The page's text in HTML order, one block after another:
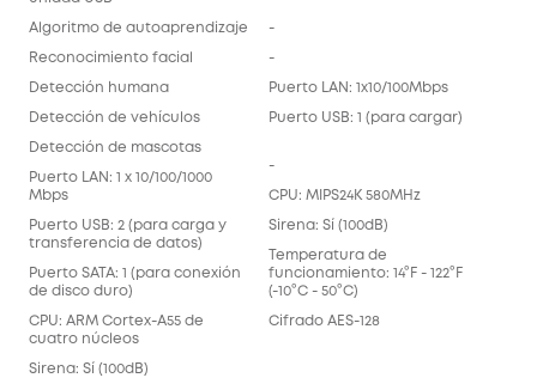
Algoritmo de autoaprendizaje
Reconocimiento facial
Detección humana
Detección de vehículos
Detección de mascotas
Puerto LAN: 1 x 10/100/1000
Mbps
Puerto USB: 2 (para carga y
transferencia de datos)
Puerto SATA: 1 (para conexión
de disco duro)
CPU: ARM Cortex-A55 de
cuatro núcleos
Sirena: Sí (100dB)
-
-
Puerto LAN: 1x10/100Mbps
Puerto USB: 1 (para cargar)
-
CPU: MIPS24K 580MHz
Sirena: Sí (100dB)
Temperatura de
funcionamiento: 14°F - 122°F
(-10°C - 50°C)
Cifrado AES-128